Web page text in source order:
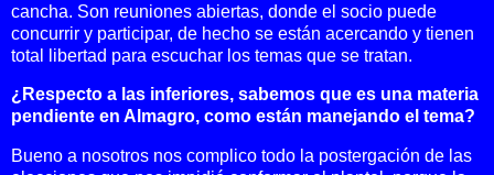
cancha. Son reuniones abiertas, donde el socio puede
concurrir y participar, de hecho se están acercando y tienen
total libertad para escuchar los temas que se tratan.
¿Respecto a las inferiores, sabemos que es una materia
pendiente en Almagro, como están manejando el tema?
Bueno a nosotros nos complico todo la postergación de las